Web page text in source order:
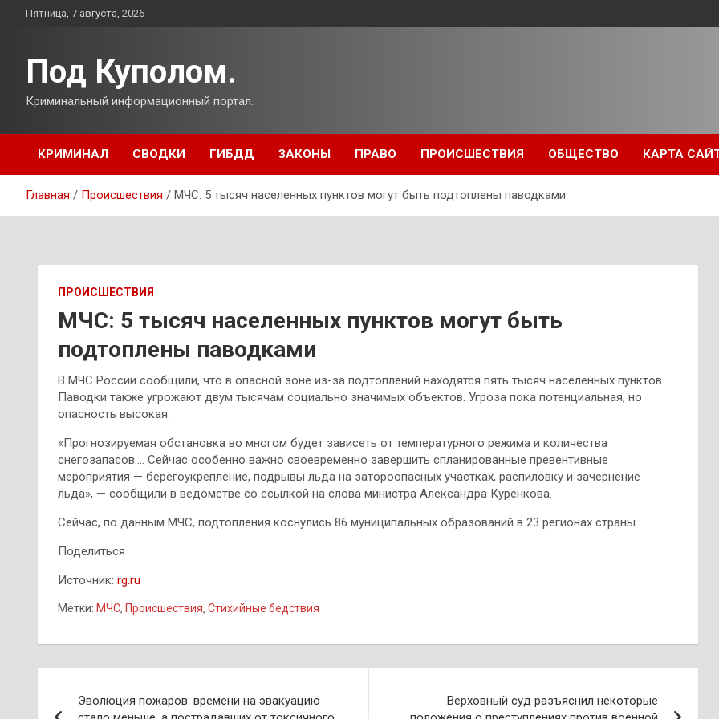
ПерейтиПятница, 7 августа, 2026
Под Куполом.
Криминальный информационный портал.
КРИМИНАЛ СВОДКИ ГИБДД ЗАКОНЫ ПРАВО ПРОИСШЕСТВИЯ ОБЩЕСТВО КАРТА
Главная Происшествия МЧС: 5 тысяч населенных пунктов могут быть подтоплены паводками
ПРОИСШЕСТВИЯ
МЧС: 5 тысяч населенных пунктов могут быть
подтоплены паводками
В МЧС России сообщили, что в опасной зоне из-за подтоплений находятся пять тысяч населенных пунктов.
Паводки также угрожают двум тысячам социально значимых объектов. Угроза пока потенциальная, но
опасность высокая.
«Прогнозируемая обстановка во многом будет зависеть от температурного режима и количества
снегозапасов…. Сейчас особенно важно своевременно завершить спланированные превентивные
мероприятия — берегоукрепление, подрывы льда на затороопасных участках, распиловку и зачернение
льда», — сообщили в ведомстве со ссылкой на слова министра Александра Куренкова.
Сейчас, по данным МЧС, подтопления коснулись 86 муниципальных образований в 23 регионах страны.
Поделиться
Источник: rg.ru
Метки: МЧС, Происшествия, Стихийные бедствия
Эволюция пожаров: времени на эвакуацию
Верховный суд разъяснил некоторые